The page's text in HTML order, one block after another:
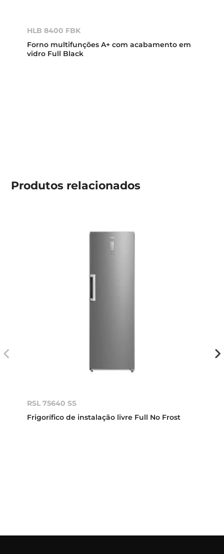
HLB 8400 FBK
Forno multifunções A+ com acabamento em
vidro Full Black
Produtos relacionados
RSL 75640 SS
Frigorífico de instalação livre Full No Frost